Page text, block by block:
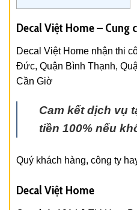
Decal Việt Home – Cung
Decal Việt Home nhận thi
Đức, Quận Bình Thạnh,
Cần Giờ
Cam kết dịch vụ
tiền 100% nếu
Quý khách hàng, công ty
Decal Việt Home